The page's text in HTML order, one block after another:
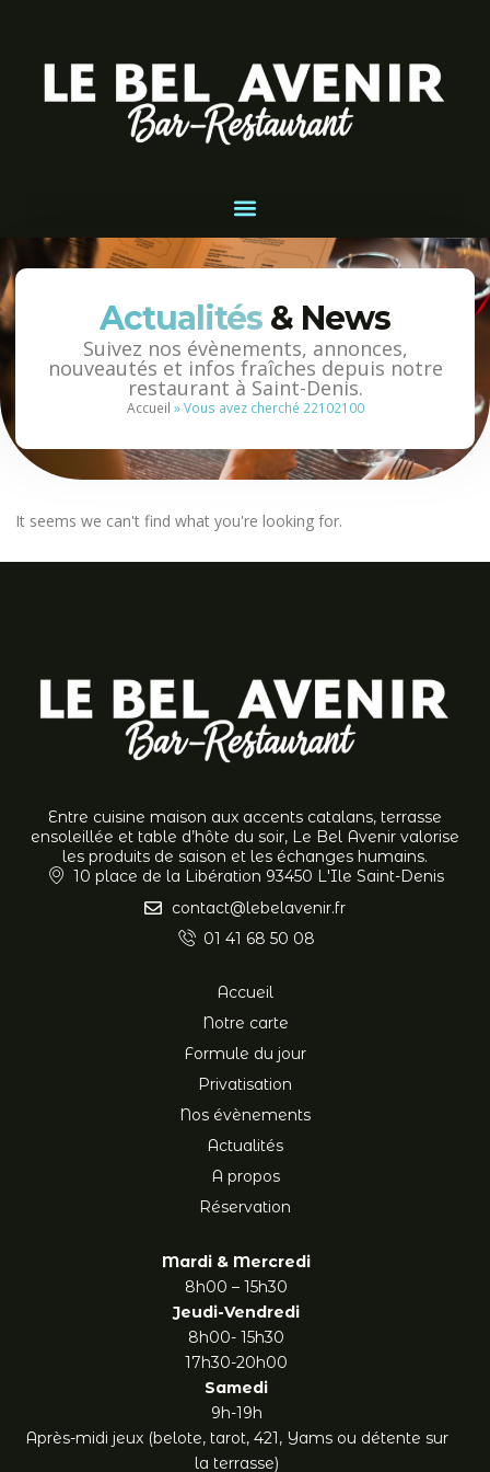
Actualités & News
Suivez nos évènements, annonces,
nouveautés et infos fraîches depuis notre
restaurant à Saint-Denis.
Accueil »Vous avez cherché 22102100
It seems we can't find what you're looking for.
Entre cuisine maison aux accents catalans, terrasse
ensoleillée et table d’hôte du soir, Le Bel Avenir valorise
les produits de saison et les échanges humains.
10 place de la Libération 93450 L'Ile Saint-Denis
contact@lebelavenir.fr
01 41 68 50 08
Accueil
Notre carte
Formule du jour
Privatisation
Nos évènements
Actualités
A propos
Réservation
Mardi & Mercredi
8h00 – 15h30
Jeudi-Vendredi
8h00- 15h30
17h30-20h00
Samedi
9h-19h
Après-midi jeux (belote, tarot, 421, Yams ou détente sur
la terrasse)